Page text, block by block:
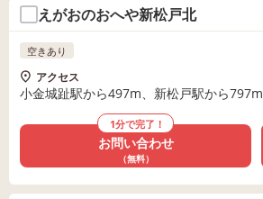
えがおのおへや新松戸北
空きあり
アクセス
小金城趾駅から497m、新松戸駅から797m
1分で完了！
お問い合わせ
（無料）